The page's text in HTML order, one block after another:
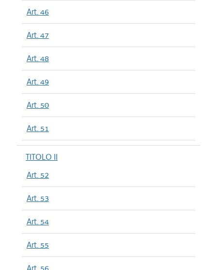
Art. 46
Art. 47
Art. 48
Art. 49
Art. 50
Art. 51
TITOLO II
Art. 52
Art. 53
Art. 54
Art. 55